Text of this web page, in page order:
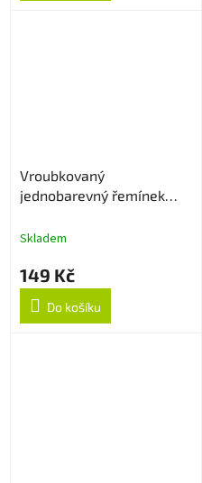
Vroubkovaný
jednobarevný řemínek
Skladem
149 Kč
Do košíku